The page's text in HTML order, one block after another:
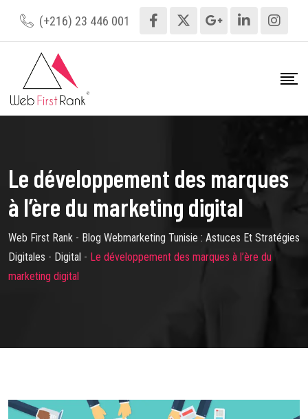
(+216) 23 446 001
Le développement des marques
à l’ère du marketing digital
Web First Rank - Blog Webmarketing Tunisie : Astuces Et Stratégies
Digitales - Digital - Le développement des marques à l’ère du
marketing digital